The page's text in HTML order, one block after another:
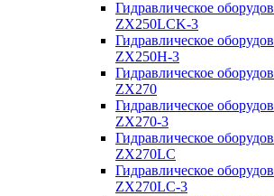
Гидравлическое
ZX250LCK-3
Гидравлическое
ZX250Н-3
Гидравлическое
ZX270
Гидравлическое
ZX270-3
Гидравлическое
ZX270LC
Гидравлическое
ZX270LC-3